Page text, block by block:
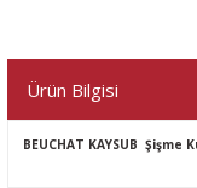
Ürün Bilgisi
BEUCHAT KAYSUB Şişme